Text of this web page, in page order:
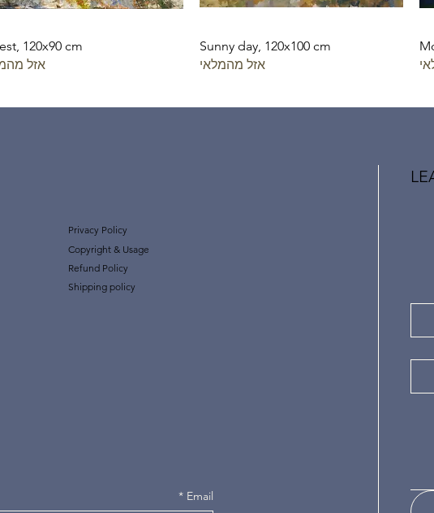
Sunny day, 120x100 cm
אזל מהמלאי
120x90 cm
אזל
Privacy Policy
Copyright & Usage
Refund Policy
Shipping policy
Email
*